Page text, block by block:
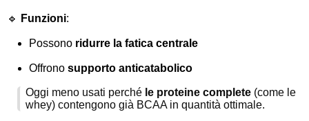
🔹 Funzioni:
Possono ridurre la fatica centrale
Offrono supporto anticatabolico
Oggi meno usati perché le proteine complete (come le
whey) contengono già BCAA in quantità ottimale.